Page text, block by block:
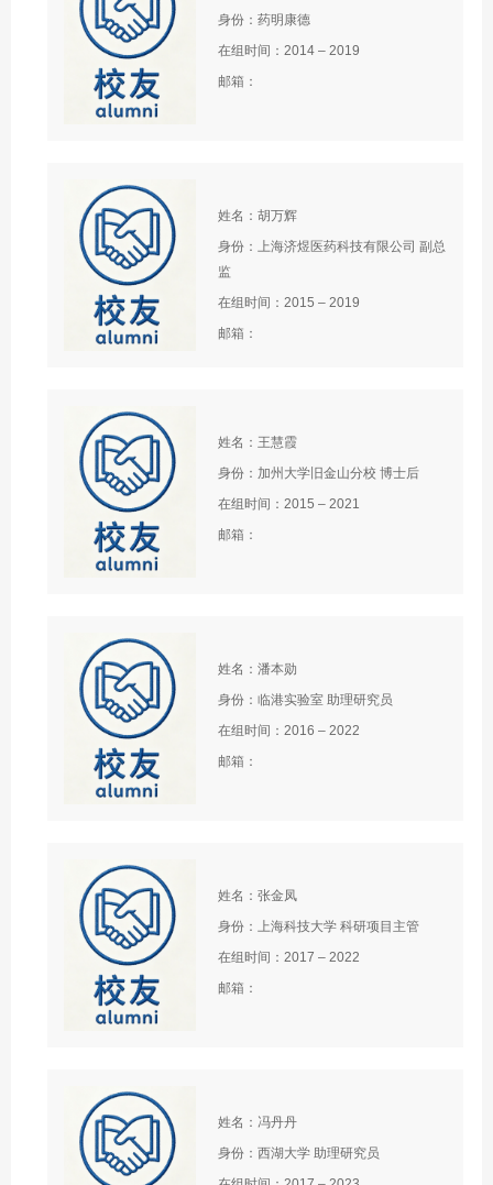
身份：药明康德
在组时间：2014 – 2019
邮箱：
姓名：胡万辉
身份：上海济煜医药科技有限公司 副总
监
在组时间：2015 – 2019
邮箱：
姓名：王慧霞
身份：加州大学旧金山分校 博士后
在组时间：2015 – 2021
邮箱：
姓名：潘本勋
身份：临港实验室 助理研究员
在组时间：2016 – 2022
邮箱：
姓名：张金凤
身份：上海科技大学 科研项目主管
在组时间：2017 – 2022
邮箱：
姓名：冯丹丹
身份：西湖大学 助理研究员